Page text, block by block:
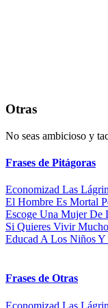
Otras
No seas ambicioso y
Frases de Pitágoras
Economizad Las
El Hombre Es Mortal
Escoge Una Mujer De
Si Quieres Vivir
Educad A Los Niños Y
Frases de Otras
Economizad Las